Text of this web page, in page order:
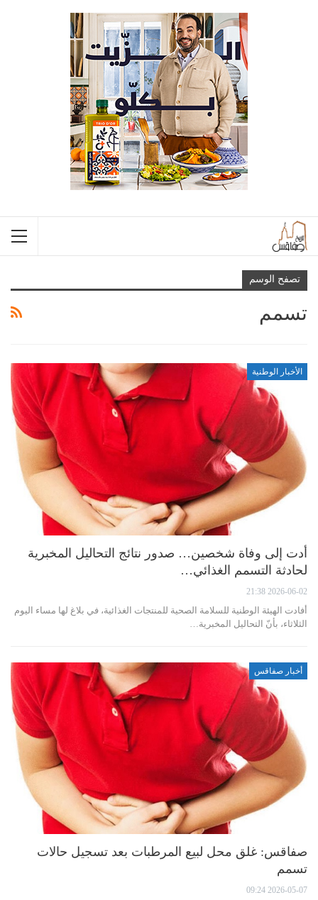
تصفح الوسم
تسمم
الأخبار الوطنية
أدت إلى وفاة شخصين… صدور نتائج التحاليل المخبرية
لحادثة التسمم الغذائي…
2026-06-02 21:38
أفادت الهيئة الوطنية للسلامة الصحية للمنتجات الغذائية، في بلاغ لها مساء اليوم
الثلاثاء، بأنّ التحاليل المخبرية…
أخبار صفاقس
صفاقس: غلق محل لبيع المرطبات بعد تسجيل حالات
تسمم
2026-05-07 09:24